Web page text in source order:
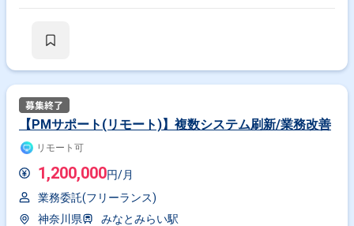
【PMサポート(リモート)】複数システム刷新/業務改善
リモート可
1,200,000円/月
業務委託(フリーランス)
神奈川県
みなとみらい駅